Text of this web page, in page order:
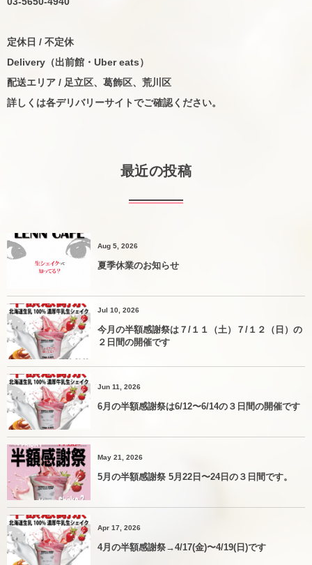
定休日 / 不定休
Delivery（出前館・Uber eats）
配送エリア / 足立区、葛飾区、荒川区
詳しくは各デリバリーサイトでご確認ください。
最近の投稿
Aug 5, 2026
夏季休業のお知らせ
Jul 10, 2026
今月の半額感謝祭は７/１１（土）７/１２（日）の
２日間の開催です
Jun 11, 2026
6月の半額感謝祭は6/12〜6/14の３日間の開催です
May 21, 2026
5月の半額感謝祭 5月22日〜24日の３日間です。
Apr 17, 2026
4月の半額感謝祭→4/17(金)〜4/19(日)です